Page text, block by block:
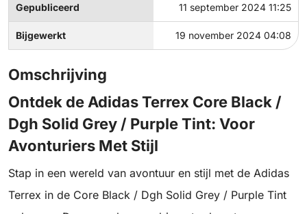
Gepubliceerd 11 september 2024 11:25
Bijgewerkt 19 november 2024 04:08
Omschrijving
Ontdek de Adidas Terrex Core Black /
Dgh Solid Grey / Purple Tint: Voor
Avonturiers Met Stijl
Stap in een wereld van avontuur en stijl met de Adidas
Terrex in de Core Black / Dgh Solid Grey / Purple Tint